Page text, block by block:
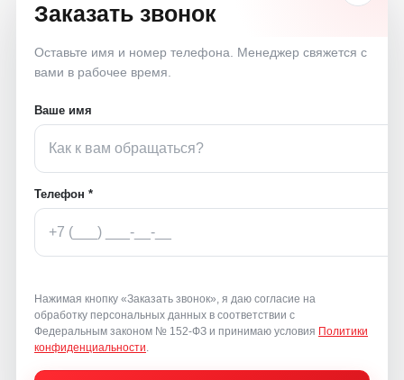
Заказать звонок
Оставьте имя и номер телефона. Менеджер свяжется с
вами в рабочее время.
Ваше имя
Телефон *
Нажимая кнопку «Заказать звонок», я даю согласие на
обработку персональных данных в соответствии с
Федеральным законом № 152-ФЗ и принимаю условия Политики
конфиденциальности.